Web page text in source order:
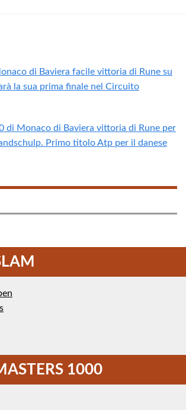
di Baviera facile vittoria di Rune su
la sua prima finale nel Circuito
di Monaco di Baviera vittoria di Rune per
Primo titolo Atp per il danese
1000